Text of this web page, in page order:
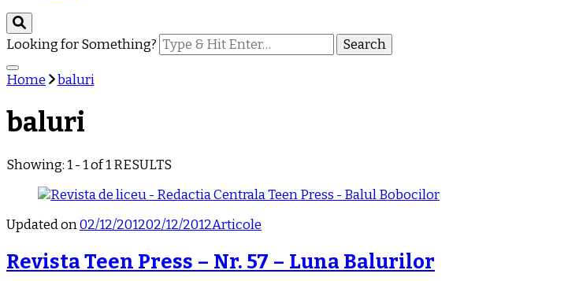
Looking for Something?
Home baluri
baluri
Showing: 1 - 1 of 1 RESULTS
Updated on02/12/201202/12/2012Articole
Revista Teen Press – Nr. 57 – Luna Balurilor